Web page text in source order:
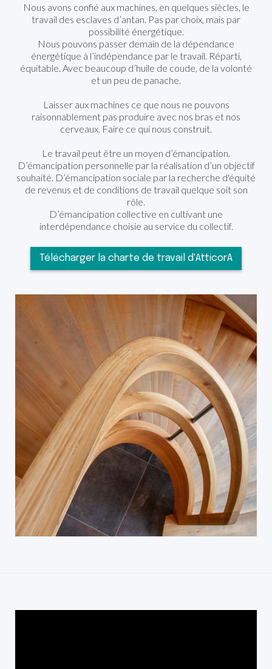
Nous avons confié aux machines, en quelques siècles, le
travail des esclaves d’antan. Pas par choix, mais par
possibilité énergétique.
Nous pouvons passer demain de la dépendance
énergétique à l’indépendance par le travail. Réparti,
équitable. Avec beaucoup d’huile de coude, de la volonté
et un peu de panache.
Laisser aux machines ce que nous ne pouvons
raisonnablement pas produire avec nos bras et nos
cerveaux. Faire ce qui nous construit.
Le travail peut être un moyen d’émancipation.
D’émancipation personnelle par la réalisation d’un objectif
souhaité. D’émancipation sociale par la recherche d'équité
de revenus et de conditions de travail quelque soit son
rôle.
D’émancipation collective en cultivant une
interdépendance choisie au service du collectif.
Télécharger la charte de travail d'AtticorA